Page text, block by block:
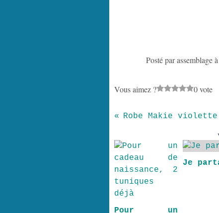
Posté par assemblage
Vous aimez ? 0 vote
Robe Makie violette
Pour un
Je